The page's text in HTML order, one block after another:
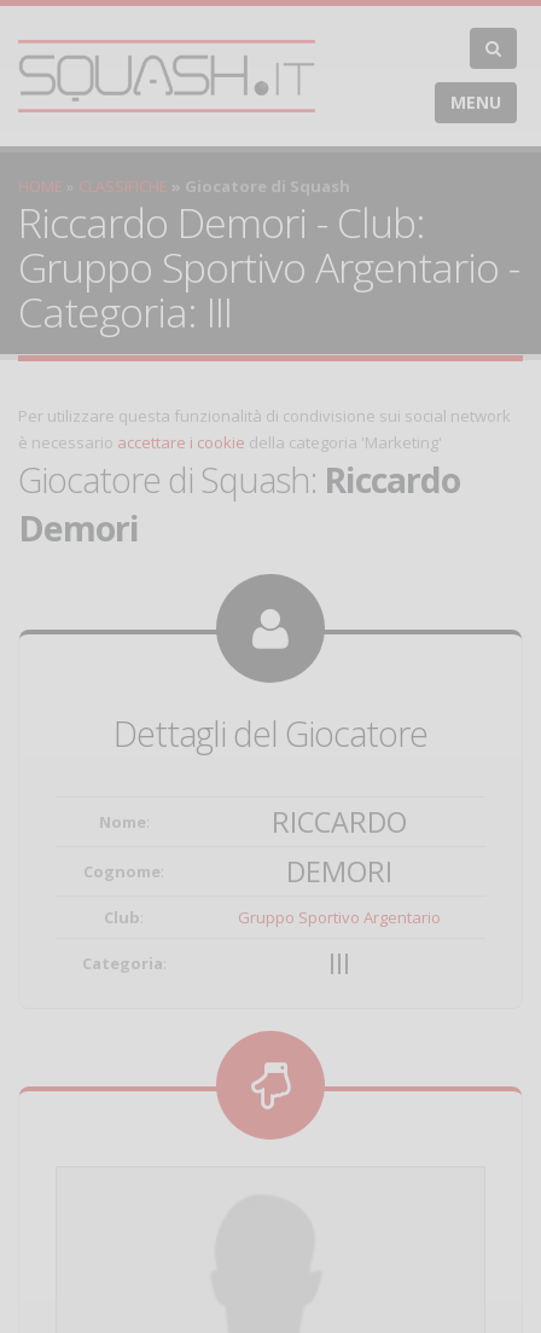
MENU
HOME CLASSIFICHE Giocatore di Squash
Riccardo Demori - Club:
Gruppo Sportivo Argentario -
Categoria: III
Per utilizzare questa funzionalità di condivisione sui social network
è necessario accettare i cookie della categoria 'Marketing'
Giocatore di Squash: Riccardo
Demori
Dettagli del Giocatore
Nome: RICCARDO
Cognome: DEMORI
Club: Gruppo Sportivo Argentario
Categoria: III